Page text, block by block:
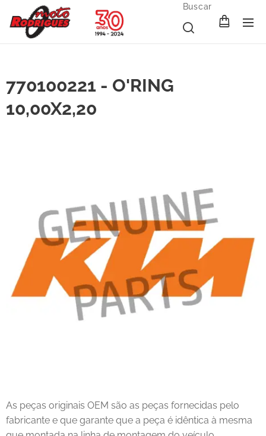
Buscar
770100221 - O'RING
10,00X2,20
As peças originais OEM são as peças fornecidas pelo
fabricante e que garante que a peça é idêntica à mesma